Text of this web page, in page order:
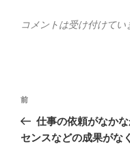
コメントは受け付けてい
投
ナ
前
の
投
前
仕事の依頼がなか
センスなどの成果がな